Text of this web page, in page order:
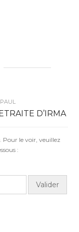
D’IRMA
Pour le voir, veuillez
: